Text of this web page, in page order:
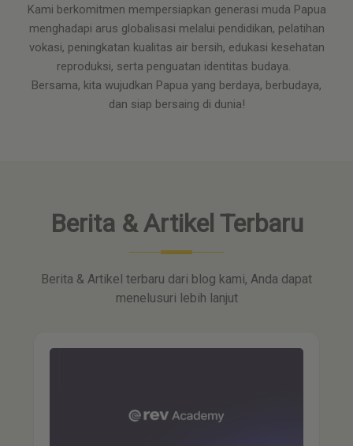
Kami berkomitmen mempersiapkan generasi muda Papua
menghadapi arus globalisasi melalui pendidikan, pelatihan
vokasi, peningkatan kualitas air bersih, edukasi kesehatan
reproduksi, serta penguatan identitas budaya.
Bersama, kita wujudkan Papua yang berdaya, berbudaya,
dan siap bersaing di dunia!
Berita & Artikel Terbaru
Berita & Artikel terbaru dari blog kami, Anda dapat
menelusuri lebih lanjut